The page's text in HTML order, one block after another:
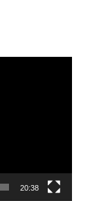
20:38